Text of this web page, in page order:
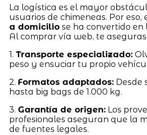
La logística es el mayor
usuarios de chimeneas. Por eso,
a domiciliose ha convertido en
Al comprar vía web, te aseguras:
1. Transporte especializado:
peso y ensuciar tu propio
2. Formatos adaptados:Desde
hasta big bags de 1.000 kg.
3. Garantía de origen:Los
profesionales aseguran que la
de fuentes legales.